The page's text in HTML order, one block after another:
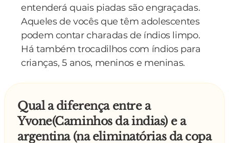
entenderá quais piadas são engraçadas.
Aqueles de vocês que têm adolescentes
podem contar charadas de índios limpo.
Há também trocadilhos com índios para
crianças, 5 anos, meninos e meninas.
Qual a diferença entre a
Yvone(Caminhos da indias) e a
argentina (na eliminatórias da copa